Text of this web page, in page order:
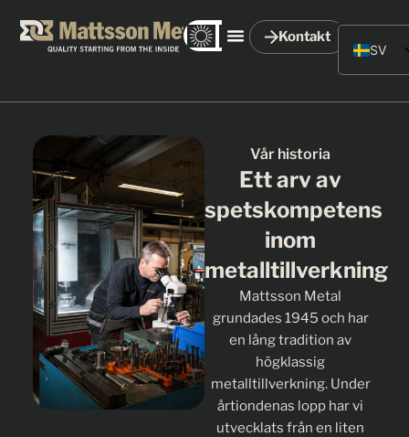
Kontakt
SV
EN
Vår historia
Ett arv av
spetskompetens
inom
metalltillverkning
Mattsson Metal
grundades 1945 och har
en lång tradition av
högklassig
metalltillverkning. Under
årtiondenas lopp har vi
utvecklats från en liten